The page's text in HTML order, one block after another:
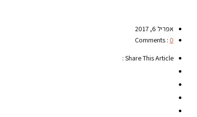
אפריל 6, 2017
Comments : 0
Share This Article :